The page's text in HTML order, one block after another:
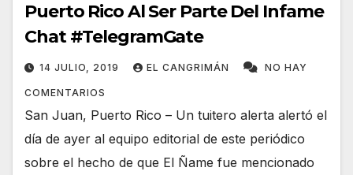
Puerto Rico Al Ser Parte Del Infame
Chat #TelegramGate
14 JULIO, 2019 EL CANGRIMÁN NO HAY
COMENTARIOS
San Juan, Puerto Rico – Un tuitero alerta alertó el
día de ayer al equipo editorial de este periódico
sobre el hecho de que El Ñame fue mencionado